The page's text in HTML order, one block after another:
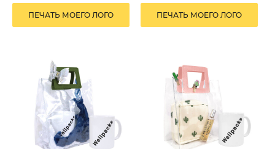
ПЕЧАТЬ МОЕГО ЛОГО ПЕЧАТЬ МОЕГО ЛОГО